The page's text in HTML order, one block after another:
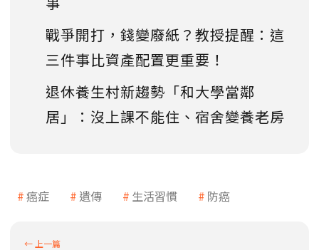
戰爭開打，錢變廢紙？教授提醒：這
三件事比資產配置更重要！
退休養生村新趨勢「和大學當鄰
居」：沒上課不能住、宿舍變養老房
癌症 遺傳 生活習慣 防癌